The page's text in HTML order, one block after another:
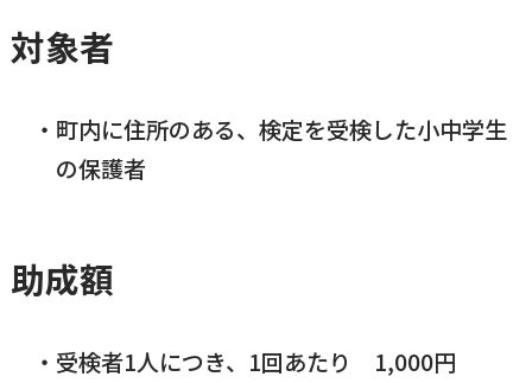
対象者
町内に住所のある、検定を受検した小中学生
の保護者
助成額
受検者1人につき、1回あたり 1,000円